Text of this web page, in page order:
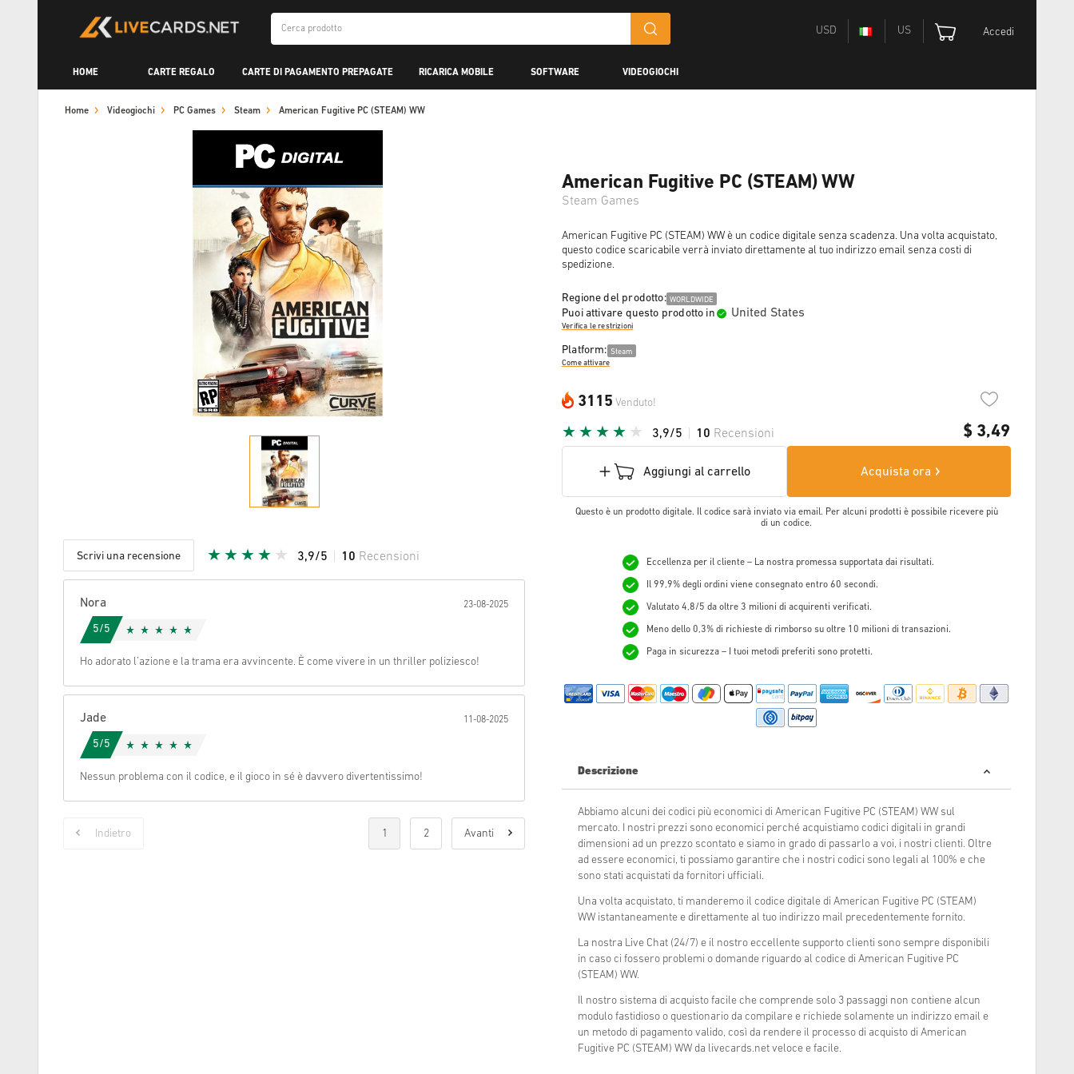
USD US Accedi
HOME CARTE REGALO CARTE DI PAGAMENTO PREPAGATE RICARICA MOBILE SOFTWARE VIDEOGIOCHI
Home Videogiochi PC Games Steam American Fugitive PC (STEAM) WW
Scrivi una recensione 3,9/5 10 Recensioni
Cancella
Nora 23-08-2025
5/5
Ho adorato l’azione e la trama era avvincente. È come vivere in un thriller poliziesco!
Jade 11-08-2025
5/5
Nessun problema con il codice, e il gioco in sé è davvero divertentissimo!
Indietro 1 2 Avanti
American Fugitive PC (STEAM) WW
Steam Games
American Fugitive PC (STEAM) WW è un codice digitale senza scadenza. Una volta acquistato,
questo codice scaricabile verrà inviato direttamente al tuo indirizzo email senza costi di
spedizione.
Regione del prodotto: WORLDWIDE
Puoi attivare questo prodotto in United States
Verifica le restrizioni
Platform: Steam
Come attivare
3115 Venduto!
$ 3,49
3,9/5 10 Recensioni
Aggiungi al carrello Acquista ora
Questo è un prodotto digitale. Il codice sarà inviato via email. Per alcuni prodotti è possibile ricevere più
di un codice.
Eccellenza per il cliente – La nostra promessa supportata dai risultati.
Il 99,9% degli ordini viene consegnato entro 60 secondi.
Valutato 4,8/5 da oltre 3 milioni di acquirenti verificati.
Meno dello 0,3% di richieste di rimborso su oltre 10 milioni di transazioni.
Paga in sicurezza – I tuoi metodi preferiti sono protetti.
Descrizione
Abbiamo alcuni dei codici più economici di American Fugitive PC (STEAM) WW sul
mercato. I nostri prezzi sono economici perché acquistiamo codici digitali in grandi
dimensioni ad un prezzo scontato e siamo in grado di passarlo a voi, i nostri clienti. Oltre
ad essere economici, ti possiamo garantire che i nostri codici sono legali al 100% e che
sono stati acquistati da fornitori ufficiali.
Una volta acquistato, ti manderemo il codice digitale di American Fugitive PC (STEAM)
WW istantaneamente e direttamente al tuo indirizzo mail precedentemente fornito.
La nostra Live Chat (24/7) e il nostro eccellente supporto clienti sono sempre disponibili
in caso ci fossero problemi o domande riguardo al codice di American Fugitive PC
(STEAM) WW.
Il nostro sistema di acquisto facile che comprende solo 3 passaggi non contiene alcun
modulo fastidioso o questionario da compilare e richiede solamente un indirizzo email e
un metodo di pagamento valido, così da rendere il processo di acquisto di American
Fugitive PC (STEAM) WW da livecards.net veloce e facile.